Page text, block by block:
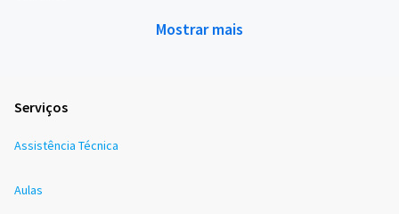
Mostrar mais
Serviços
Assistência Técnica
Aulas